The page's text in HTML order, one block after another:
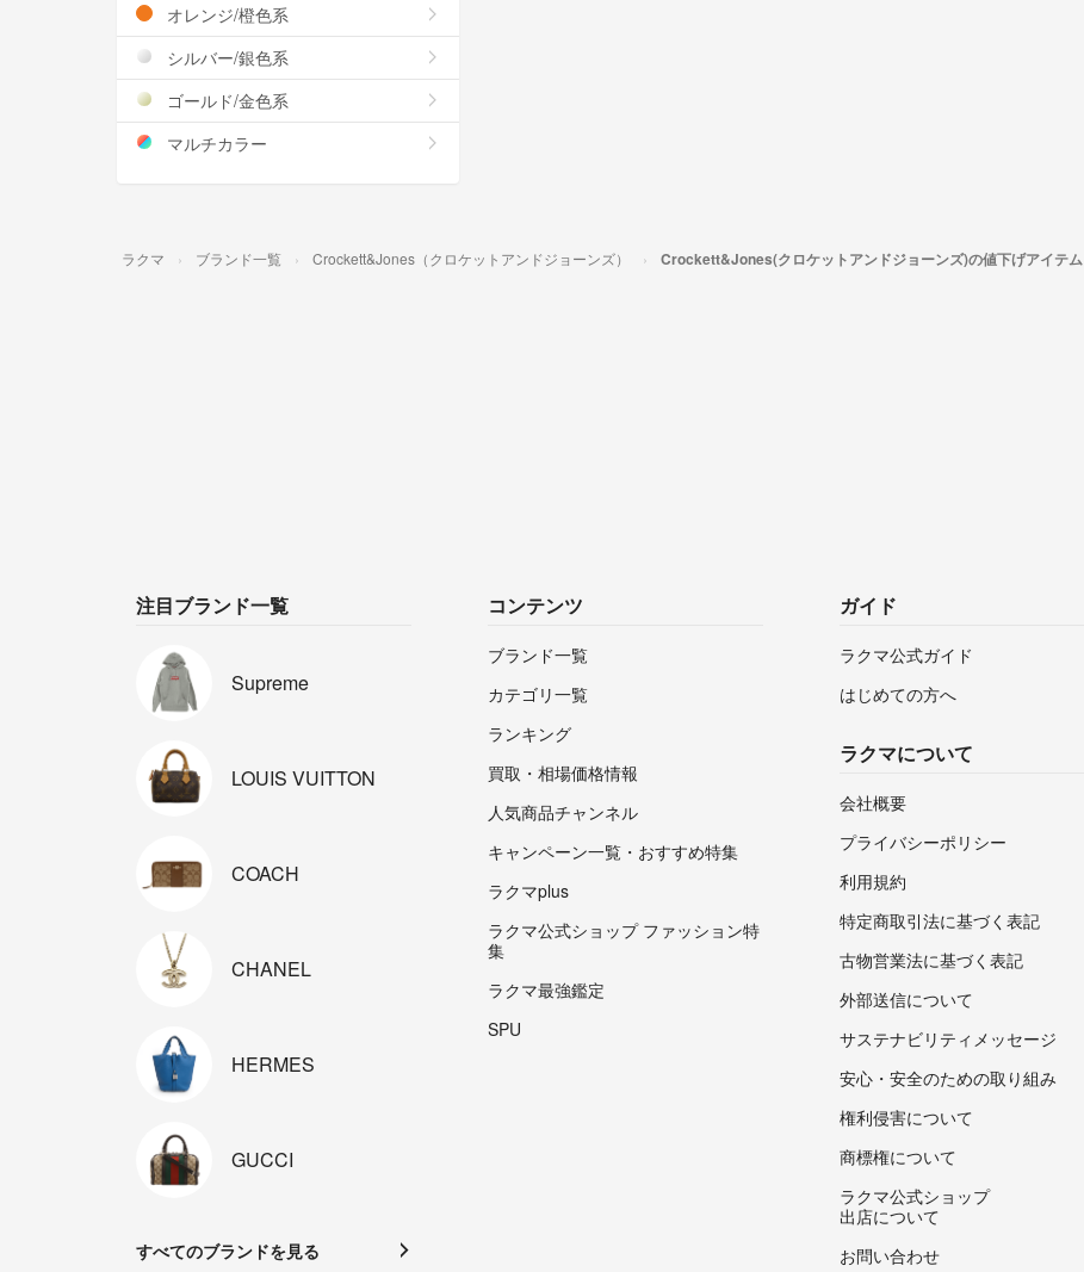
オレンジ/橙色系
シルバー/銀色系
ゴールド/金色系
マルチカラー
ラクマ ブランド一覧 Crockett&Jones（クロケットアンドジョーンズ） Crockett&Jones(クロケットアンドジョーンズ)の値下げアイテム
注目ブランド一覧
Supreme
LOUIS VUITTON
COACH
CHANEL
HERMES
GUCCI
すべてのブランドを見る
コンテンツ
ブランド一覧
カテゴリ一覧
ランキング
買取・相場価格情報
人気商品チャンネル
キャンペーン一覧・おすすめ特集
ラクマplus
ラクマ公式ショップ ファッション特
集
ラクマ最強鑑定
SPU
ガイド
ラクマ公式ガイド
はじめての方へ
ラクマについて
会社概要
プライバシーポリシー
利用規約
特定商取引法に基づく表記
古物営業法に基づく表記
外部送信について
サステナビリティメッセージ
安心・安全のための取り組み
権利侵害について
商標権について
ラクマ公式ショップ
出店について
お問い合わせ